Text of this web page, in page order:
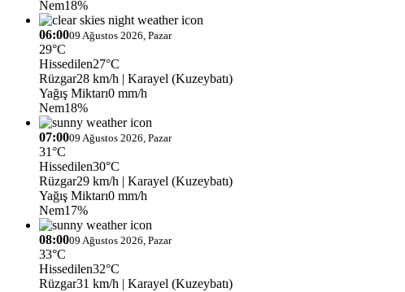
Nem18%
06:0009 Ağustos 2026, Pazar
29°C
Hissedilen27°C
Rüzgar28 km/h | Karayel (Kuzeybatı)
Yağış Miktarı0 mm/h
Nem18%
07:0009 Ağustos 2026, Pazar
31°C
Hissedilen30°C
Rüzgar29 km/h | Karayel (Kuzeybatı)
Yağış Miktarı0 mm/h
Nem17%
08:0009 Ağustos 2026, Pazar
33°C
Hissedilen32°C
Rüzgar31 km/h | Karayel (Kuzeybatı)